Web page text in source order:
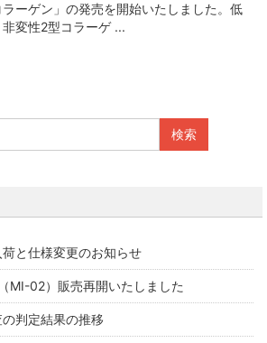
ーゲン」の発売を開始いたしました。低
変性2型コラーゲ ...
と仕様変更のお知らせ
MI-02）販売再開いたしました
判定結果の推移